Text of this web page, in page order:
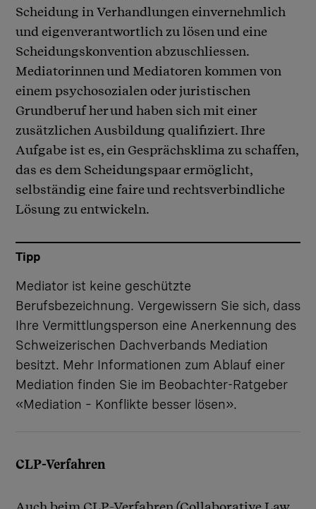
Scheidung in Verhandlungen einvernehmlich
und eigenverantwortlich zu lösen und eine
Scheidungskonvention abzuschliessen.
Mediatorinnen und Mediatoren kommen von
einem psychosozialen oder juristischen
Grundberuf her und haben sich mit einer
zusätzlichen Ausbildung qualifiziert. Ihre
Aufgabe ist es, ein Gesprächsklima zu schaffen,
das es dem Scheidungspaar ermöglicht,
selbständig eine faire und rechtsverbindliche
Lösung zu entwickeln.
Tipp
Mediator ist keine geschützte
Berufsbezeichnung. Vergewissern Sie sich, dass
Ihre Vermittlungsperson eine Anerkennung des
Schweizerischen Dachverbands Mediation
besitzt. Mehr Informationen zum Ablauf einer
Mediation finden Sie im Beobachter-Ratgeber
«Mediation – Konflikte besser lösen».
CLP-Verfahren